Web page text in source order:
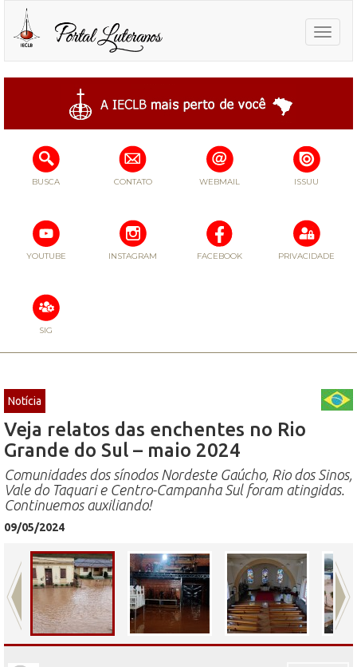
Toggle
BUSCA CONTATO WEBMAIL ISSUU
YOUTUBE INSTAGRAM FACEBOOK PRIVACIDADE
SIG
Notícia
Veja relatos das enchentes no Rio
Grande do Sul – maio 2024
Comunidades dos sínodos Nordeste Gaúcho, Rio dos Sinos,
Vale do Taquari e Centro-Campanha Sul foram atingidas.
Continuemos auxiliando!
09/05/2024